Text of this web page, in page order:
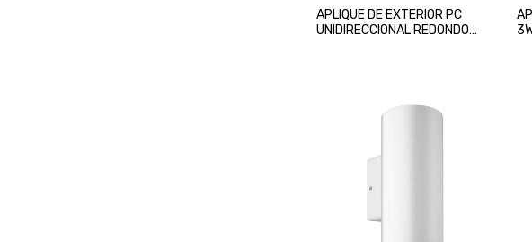
APLIQUE DE EXTERIOR PC
UNIDIRECCIONAL REDONDO